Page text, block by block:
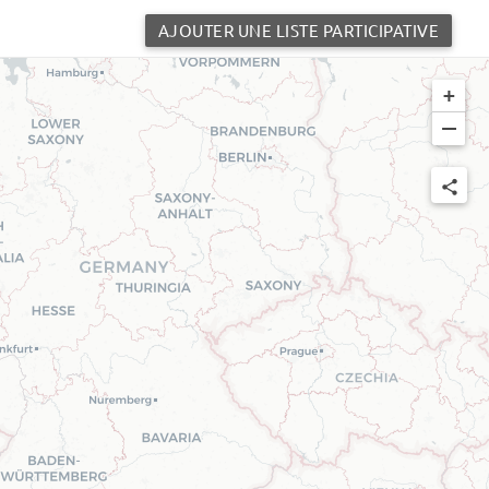
AJOUTER UNE LISTE PARTICIPATIVE
+
−